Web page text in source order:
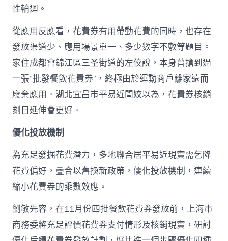
性輪迴。
從應用反應看，花費券有用帶動花費的同時，也存在
發放渠道少、應用場景單一、多少數字不敷等題目。
家住成都會錦江區三圣街道的左佼說，本身曾搶到過
一張“批發餐飲花費券”，終極由於運動商戶離家遠而
廢棄應用。湖北宜昌市平易近閆姣以為，花費券核銷
刻日延伸會更好。
優化投放機制
為充足發掘花費潛力，多地聯合居平易近現實需乞降
花費偏好，疊合以舊換新政策，優化投放機制，連續
縮小花費券的乘數效應。
劉敏先容，在11月份四批餐飲花費券發放前，上海市
商務委將充足評價花費券支付情形及核銷現實，研討